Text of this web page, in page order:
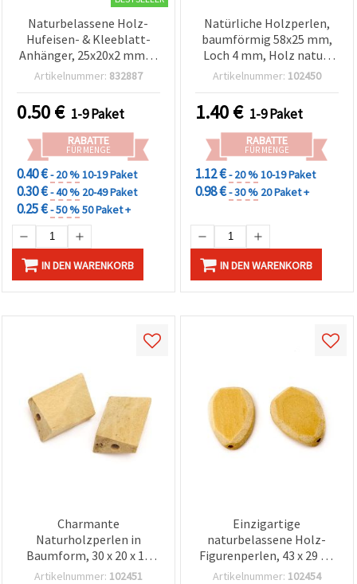
Naturbelassene Holz-
Hufeisen- & Kleeblatt-
Anhänger, 25x20x2 mm, 2
mm Loch – DIY Schmuck,
Bastelzubehör, 10er Pack
Artikelnummer: 832887
0.50€ 1-9 Paket
RABATTE
FÜR MENGE
0.40 €- 20 %10-19 Paket
0.30 €- 40 % 20-49 Paket
0.25 €- 50 %50 Paket +
IN DEN WARENKORB
Natürliche Holzperlen,
baumförmig 58x25 mm,
Loch 4 mm, Holz natur,
für DIY-Schmuck &
Artikelnummer: 102450
1.40€ 1-9 Paket
RABATTE
FÜR MENGE
1.12 €- 20 %10-19 Paket
0.98 €- 30 % 20 Paket +
IN DEN WARENKORB
Charmante
Naturholzperlen in
Baumform, 30 x 20 x 12
mm, 4 mm Loch – Set mit
Artikelnummer: 102451
Einzigartige
naturbelassene Holz-
Figurenperlen, 43 x 29 x 9
mm, 3 mm Loch – 2er-Set
Artikelnummer: 102454